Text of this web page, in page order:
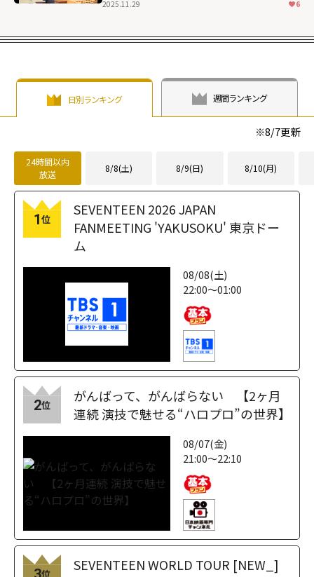
2025.11.29
6
日別ランキング 週間ランキング
※8/7更新
24時間以内
放送
8/8(土) 8/9(日) 8/10(月)
1位
SEVENTEEN 2026 JAPAN
FANMEETING 'YAKUSOKU' 東京ドー
ム
08/08(土)
22:00～01:00
2位
がんばって、がんばらない 【2ヶ月
連続 演技で魅せる“ハロプロ”の世界】
08/07(金)
21:00～22:10
位
SEVENTEEN WORLD TOUR [NEW_]